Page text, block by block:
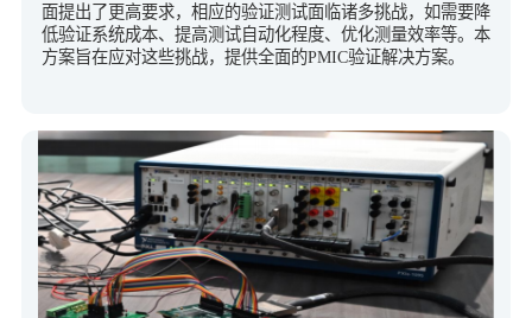
面提出了更高要求，相应的验证测试面临诸多挑战，如需要降
低验证系统成本、提高测试自动化程度、优化测量效率等。本
方案旨在应对这些挑战，提供全面的PMIC验证解决方案。